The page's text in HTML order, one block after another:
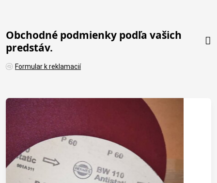
Obchodné podmienky podľa vašich
predstáv.
Formular k reklamacií